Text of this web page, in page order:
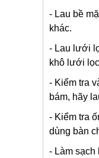
- Lau bề
khác.
- Lau lưới
khô lưới
- Kiểm tra
bám, hãy
- Kiểm tra
dùng bàn
- Làm